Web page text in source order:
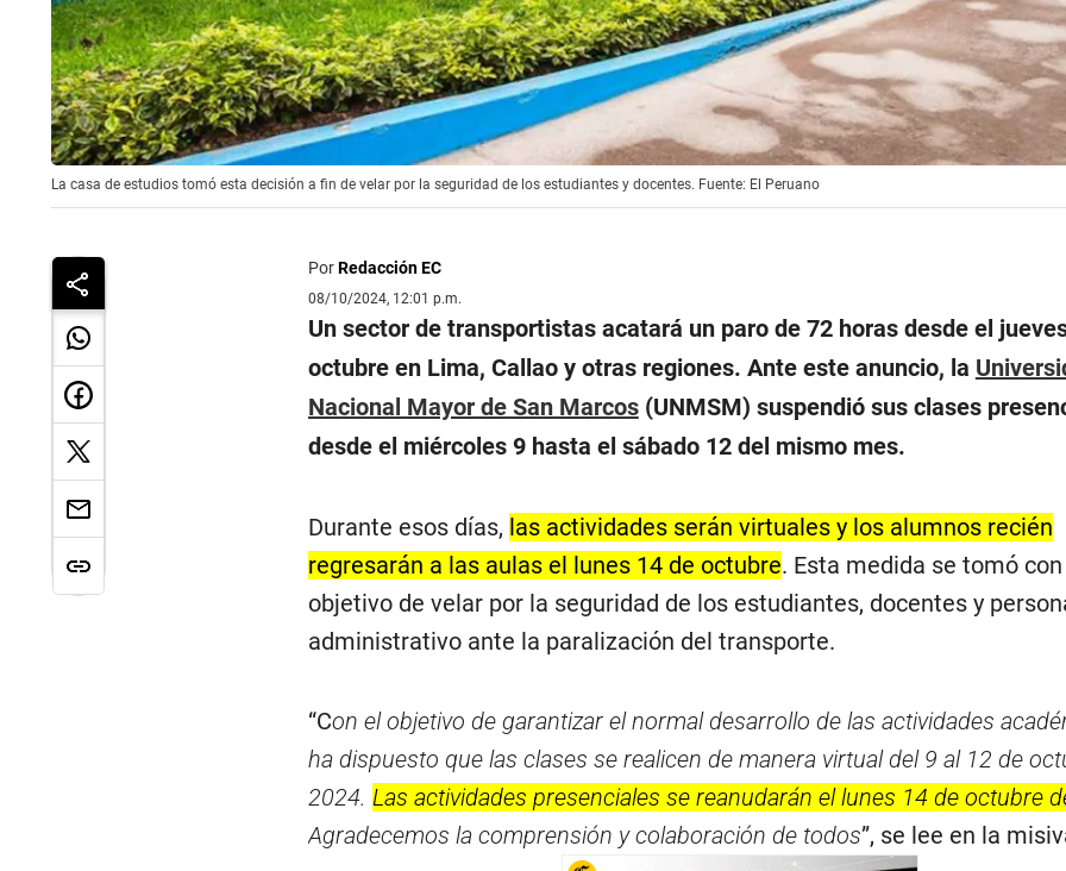
La casa de estudios tomó esta decisión a fin de velar por la seguridad de los estudiantes y docentes. Fuente: El Peruano
PorRedacción EC
08/10/2024, 12:01 p.m.
Un sector de transportistas acatará un paro de 72 horas desde el
octubre en Lima, Callao y otras regiones. Ante este anuncio, la
Nacional Mayor de San Marcos(UNMSM) suspendió sus clases
desde el miércoles 9 hasta el sábado 12 del mismo mes.
Durante esos días, las actividades serán virtuales y los alumnos recién
regresarán a las aulas el lunes 14 de octubre. Esta medida se tomó
objetivo de velar por la seguridad de los estudiantes, docentes y
administrativo ante la paralización del transporte.
“Con el objetivo de garantizar el normal desarrollo de las actividades
ha dispuesto que las clases se realicen de manera virtual del 9 al 12 de
2024. Las actividades presenciales se reanudarán el lunes 14 de octubre
Agradecemos la comprensión y colaboración de todos”, se lee en la